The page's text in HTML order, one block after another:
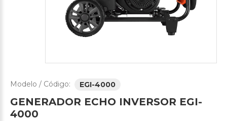
Modelo / Código: EGI-4000
GENERADOR ECHO INVERSOR EGI-
4000